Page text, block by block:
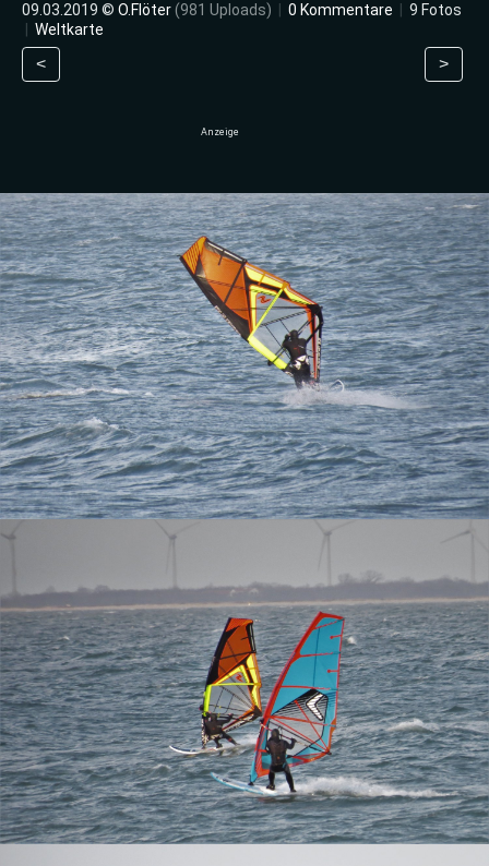
09.03.2019 © O.Flöter(981 Uploads) 0 Kommentare
9 Fotos
Weltkarte
< >